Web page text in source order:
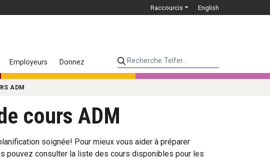
Raccourcis English
Employeurs DonnezRecherche Telfer...
ADM
cours ADM
soignée! Pour mieux vous aider à préparer
pouvez consulter la liste des cours disponibles pour les